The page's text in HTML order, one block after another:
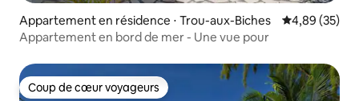
Appartement en résidence ⋅ Trou-aux-Biches Évaluation
4,89 (35)
Appartement en bord de mer - Une vue pour
Coup de cœur voyageurs
Coup de cœur voyageurs